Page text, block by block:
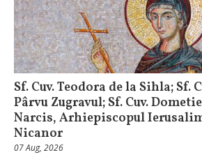
Sf. Cuv. Teodora de la Sihla; Sf.
Pârvu Zugravul; Sf. Cuv.
Narcis, Arhiepiscopul
Nicanor
07 Aug, 2026